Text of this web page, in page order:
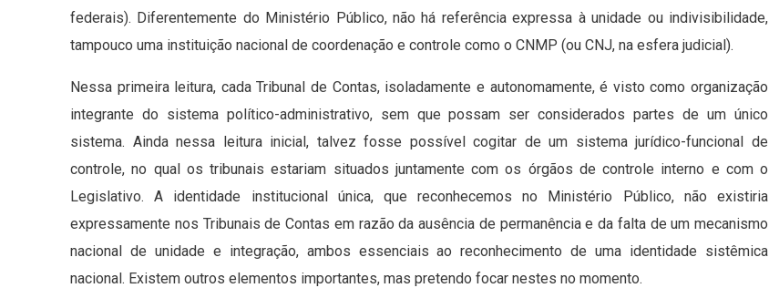
federais). Diferentemente do Ministério Público, não há referência expressa à unidade ou indivisibilidade,
tampouco uma instituição nacional de coordenação e controle como o CNMP (ou CNJ, na esfera judicial).
Nessa primeira leitura, cada Tribunal de Contas, isoladamente e autonomamente, é visto como organização
integrante do sistema político-administrativo, sem que possam ser considerados partes de um único
sistema. Ainda nessa leitura inicial, talvez fosse possível cogitar de um sistema jurídico-funcional de
controle, no qual os tribunais estariam situados juntamente com os órgãos de controle interno e com o
Legislativo. A identidade institucional única, que reconhecemos no Ministério Público, não existiria
expressamente nos Tribunais de Contas em razão da ausência de permanência e da falta de um mecanismo
nacional de unidade e integração, ambos essenciais ao reconhecimento de uma identidade sistêmica
nacional. Existem outros elementos importantes, mas pretendo focar nestes no momento.